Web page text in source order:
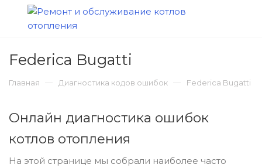
Federica Bugatti
Главная Диагностика кодов ошибок Federica Bugatti
Онлайн диагностика ошибок
котлов отопления
На этой странице мы собрали наиболее часто
Вентиляторы / принадлежности
Газовый клапан / рассекатель
пламени / газовая трубка
Насосы
Рубли ₽
Евро €
+7 (963) 712-30-03
+7 (963) 721-30-03